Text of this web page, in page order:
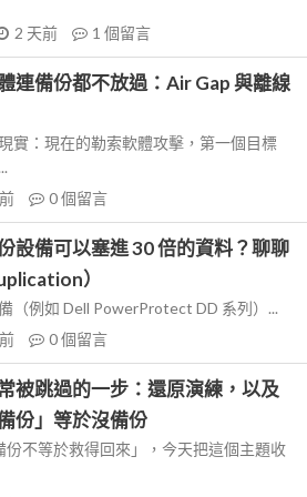
2 天前 1 個留言
連備份都不放過：Air Gap 與離線
實：現在的勒索軟體攻擊，第一個目標
0個留言
設備可以塞進 30 倍的資料？聊聊
）
（例如 Dell PowerProtect DD 系列）...
0個留言
被跳過的一步：還原演練，以及
份」等於沒備份
不等於救得回來」，今天把這個主題收